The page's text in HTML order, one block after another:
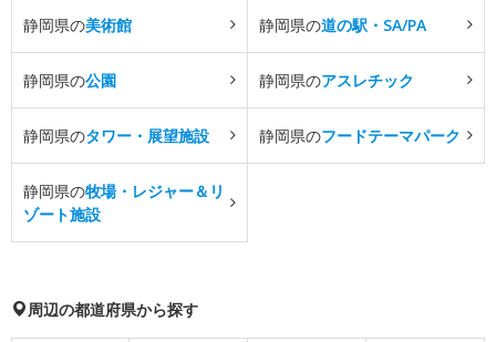
静岡県の美術館 静岡県の道の駅・SA/PA
静岡県の公園 静岡県のアスレチック
静岡県のタワー・展望施設 静岡県のフードテーマパーク
静岡県の牧場・レジャー＆リ
ゾート施設
周辺の都道府県から探す